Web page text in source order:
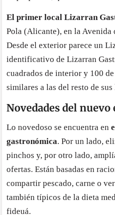
El primer local Lizarran
Pola (Alicante), en la Avenida
Desde el exterior parece un
identificativo de Lizarran
cuadrados de interior y 100
similares a las del resto de sus
Novedades del
Lo novedoso se encuentra en
gastronómica. Por un lado,
pinchos y, por otro lado,
ofertas. Están basadas en
compartir pescado, carne o
también típicos de la dieta
fideuá.